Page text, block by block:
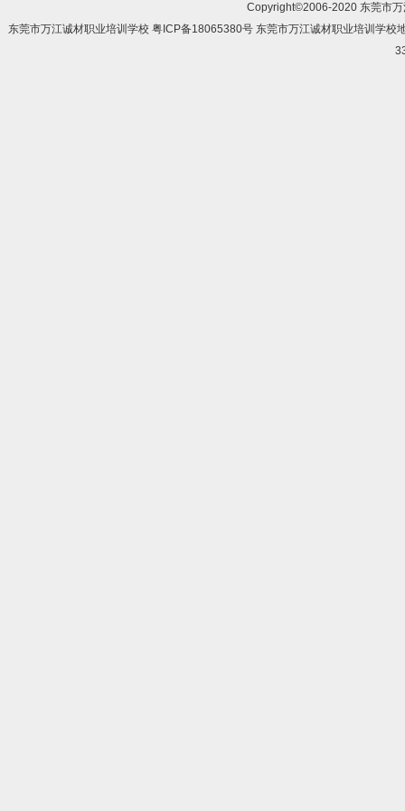
Copyright©2006-2020 东莞市
东莞市万江诚材职业培训学校 粤ICP备18065380号 东莞市万江诚材职业培训学